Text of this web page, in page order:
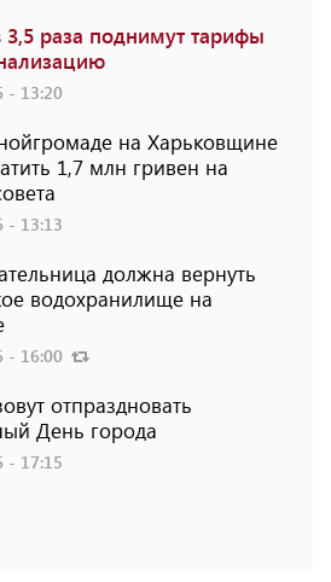
3,5 раза поднимут тарифы
- 13:20
на Харьковщине
1,7 млн ​​гривен на
- 13:13
должна вернуть
водохранилище на
- 16:00
отпраздновать
День города
- 17:15